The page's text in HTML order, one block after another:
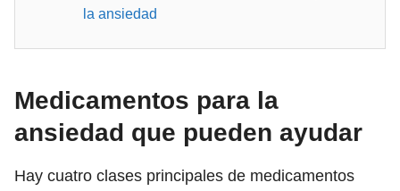
la ansiedad
Medicamentos para la
ansiedad que pueden ayudar
Hay cuatro clases principales de medicamentos